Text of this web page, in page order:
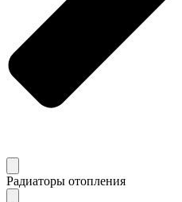
Радиаторы отопления